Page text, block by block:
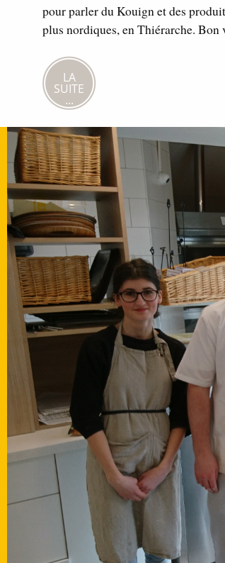
pour parler du Kouign et des
plus nordiques, en Thiérarche.
LA
SUITE
...